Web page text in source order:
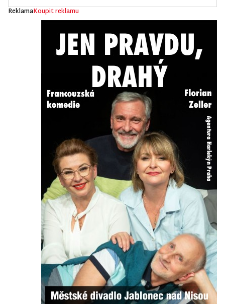
ReklamaKoupit reklamu